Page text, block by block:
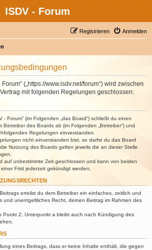
ISDV - Forum
Anmelden
Registrieren
(„https://www.isdv.net/forum“) wird zwischen
mit folgenden Regelungen geschlossen:
- Forum“ (im Folgenden „das Board“) schließt du einen
Betreiber des Boards ab (im Folgenden „Betreiber“) und
Regelungen einverstanden.
nicht einverstanden bist, so darfst du das Board
Nutzung des Boards gelten jeweils die an dieser Stelle
auf unbestimmte Zeit geschlossen und kann von beiden
Frist jederzeit gekündigt werden.
erteilst du dem Betreiber ein einfaches, zeitlich und
und unentgeltliches Recht, deinen Beitrag im Rahmen des
Punkt 2, Unterpunkt a bleibt auch nach Kündigung des
eines Beitrags, dass er keine Inhalte enthält, die gegen